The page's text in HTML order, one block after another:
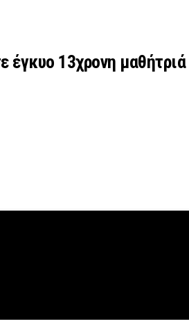
13χρονη μαθήτριά